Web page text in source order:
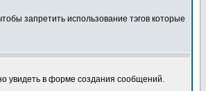
запретить использование тэгов которые
увидеть в форме создания сообщений.